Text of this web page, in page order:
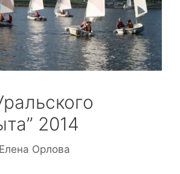
2014
Елена Орлова